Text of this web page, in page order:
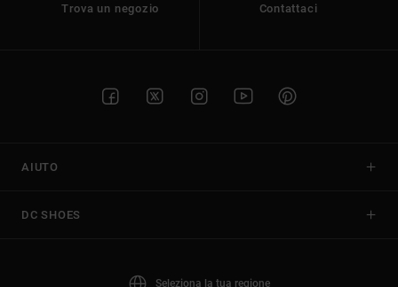
Trova un negozio Contattaci
AIUTO
DC SHOES
Seleziona la tua regione